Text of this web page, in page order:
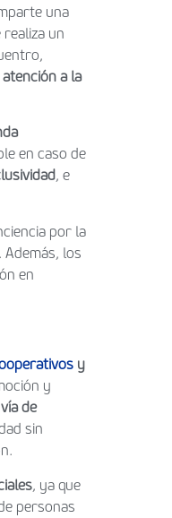
una
realiza un
a la
en caso de
, e
por la
los
en
y
y
de
sin
, ya que
personas